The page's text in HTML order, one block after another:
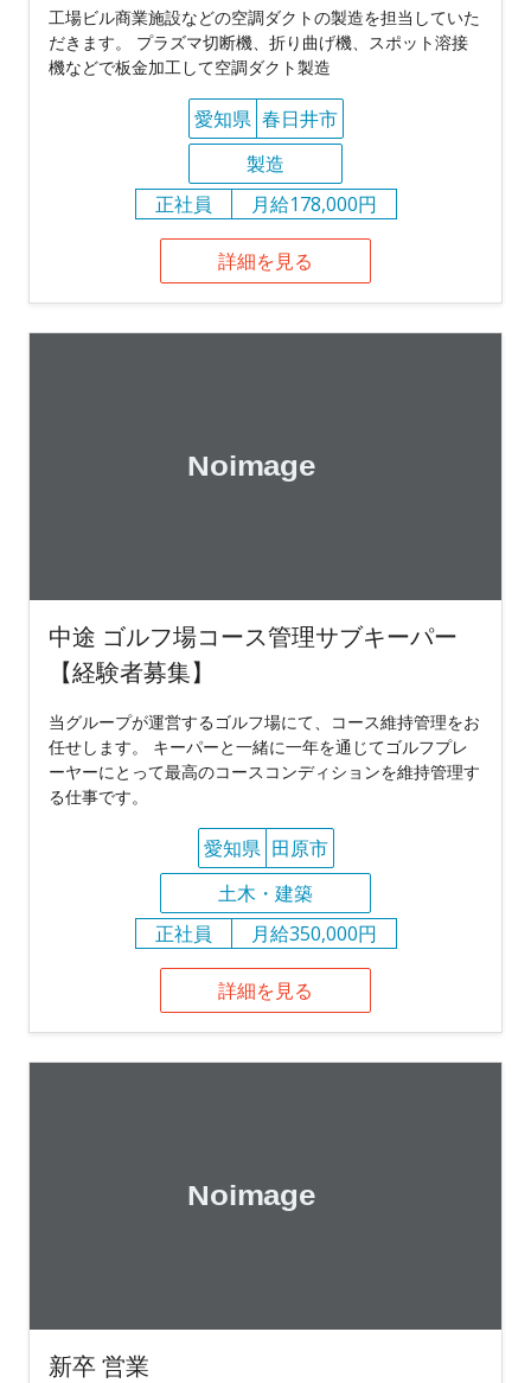
工場ビル商業施設などの空調ダクトの製造を担当していた
だきます。 プラズマ切断機、折り曲げ機、スポット溶接
機などで板金加工して空調ダクト製造
愛知県 春日井市
製造
正社員
月給178,000円
詳細を見る
中途 ゴルフ場コース管理サブキーパー
【経験者募集】
当グループが運営するゴルフ場にて、コース維持管理をお
任せします。 キーパーと一緒に一年を通じてゴルフプレ
ーヤーにとって最高のコースコンディションを維持管理す
る仕事です。
愛知県 田原市
土木・建築
正社員
月給350,000円
詳細を見る
新卒 営業